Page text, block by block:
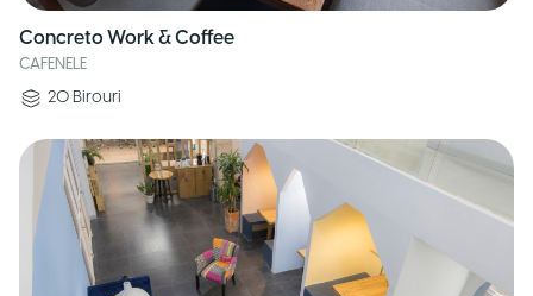
Concreto Work & Coffee
CAFENELE
20 Birouri